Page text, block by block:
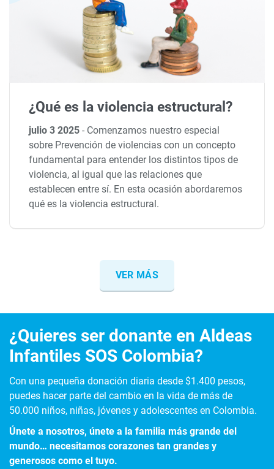
¿Qué es la violencia estructural?
julio 3 2025- Comenzamos nuestro especial
sobre Prevención de violencias con un concepto
fundamental para entender los distintos tipos de
violencia, al igual que las relaciones que
establecen entre sí. En esta ocasión abordaremos
qué es la violencia estructural.
VER MÁS
¿Quieres ser donante en Aldeas
Infantiles SOS Colombia?
Con una pequeña donación diaria desde $1.400 pesos,
puedes hacer parte del cambio en la vida de más de
50.000 niños, niñas, jóvenes y adolescentes en Colombia.
Únete a nosotros, únete a la familia más grande del
mundo… necesitamos corazones tan grandes y
generosos como el tuyo.